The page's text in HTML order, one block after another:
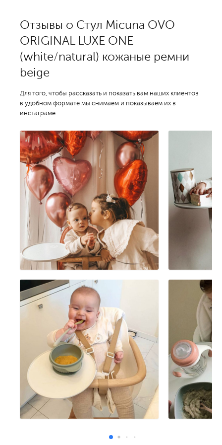
Отзывы о Стул Micuna OVO
ORIGINAL LUXE ONE
(white/natural) кожаные ремни
beige
Для того, чтобы рассказать и показать вам наших клиентов
в удобном формате мы снимаем и показываем их в
инстаграме